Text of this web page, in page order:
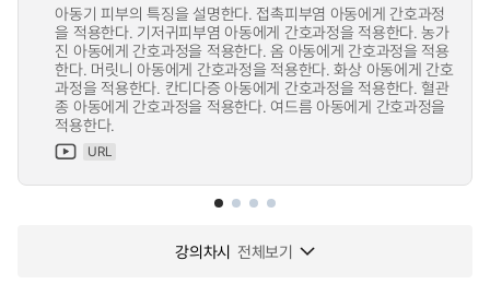
아동기 피부의 특징을 설명한다. 접촉피부염 아동에게 간호과정
을 적용한다. 기저귀피부염 아동에게 간호과정을 적용한다. 농가
진 아동에게 간호과정을 적용한다. 옴 아동에게 간호과정을 적용
한다. 머릿니 아동에게 간호과정을 적용한다. 화상 아동에게 간호
과정을 적용한다. 칸디다증 아동에게 간호과정을 적용한다. 혈관
종 아동에게 간호과정을 적용한다. 여드름 아동에게 간호과정을
적용한다.
URL
강의차시 전체보기